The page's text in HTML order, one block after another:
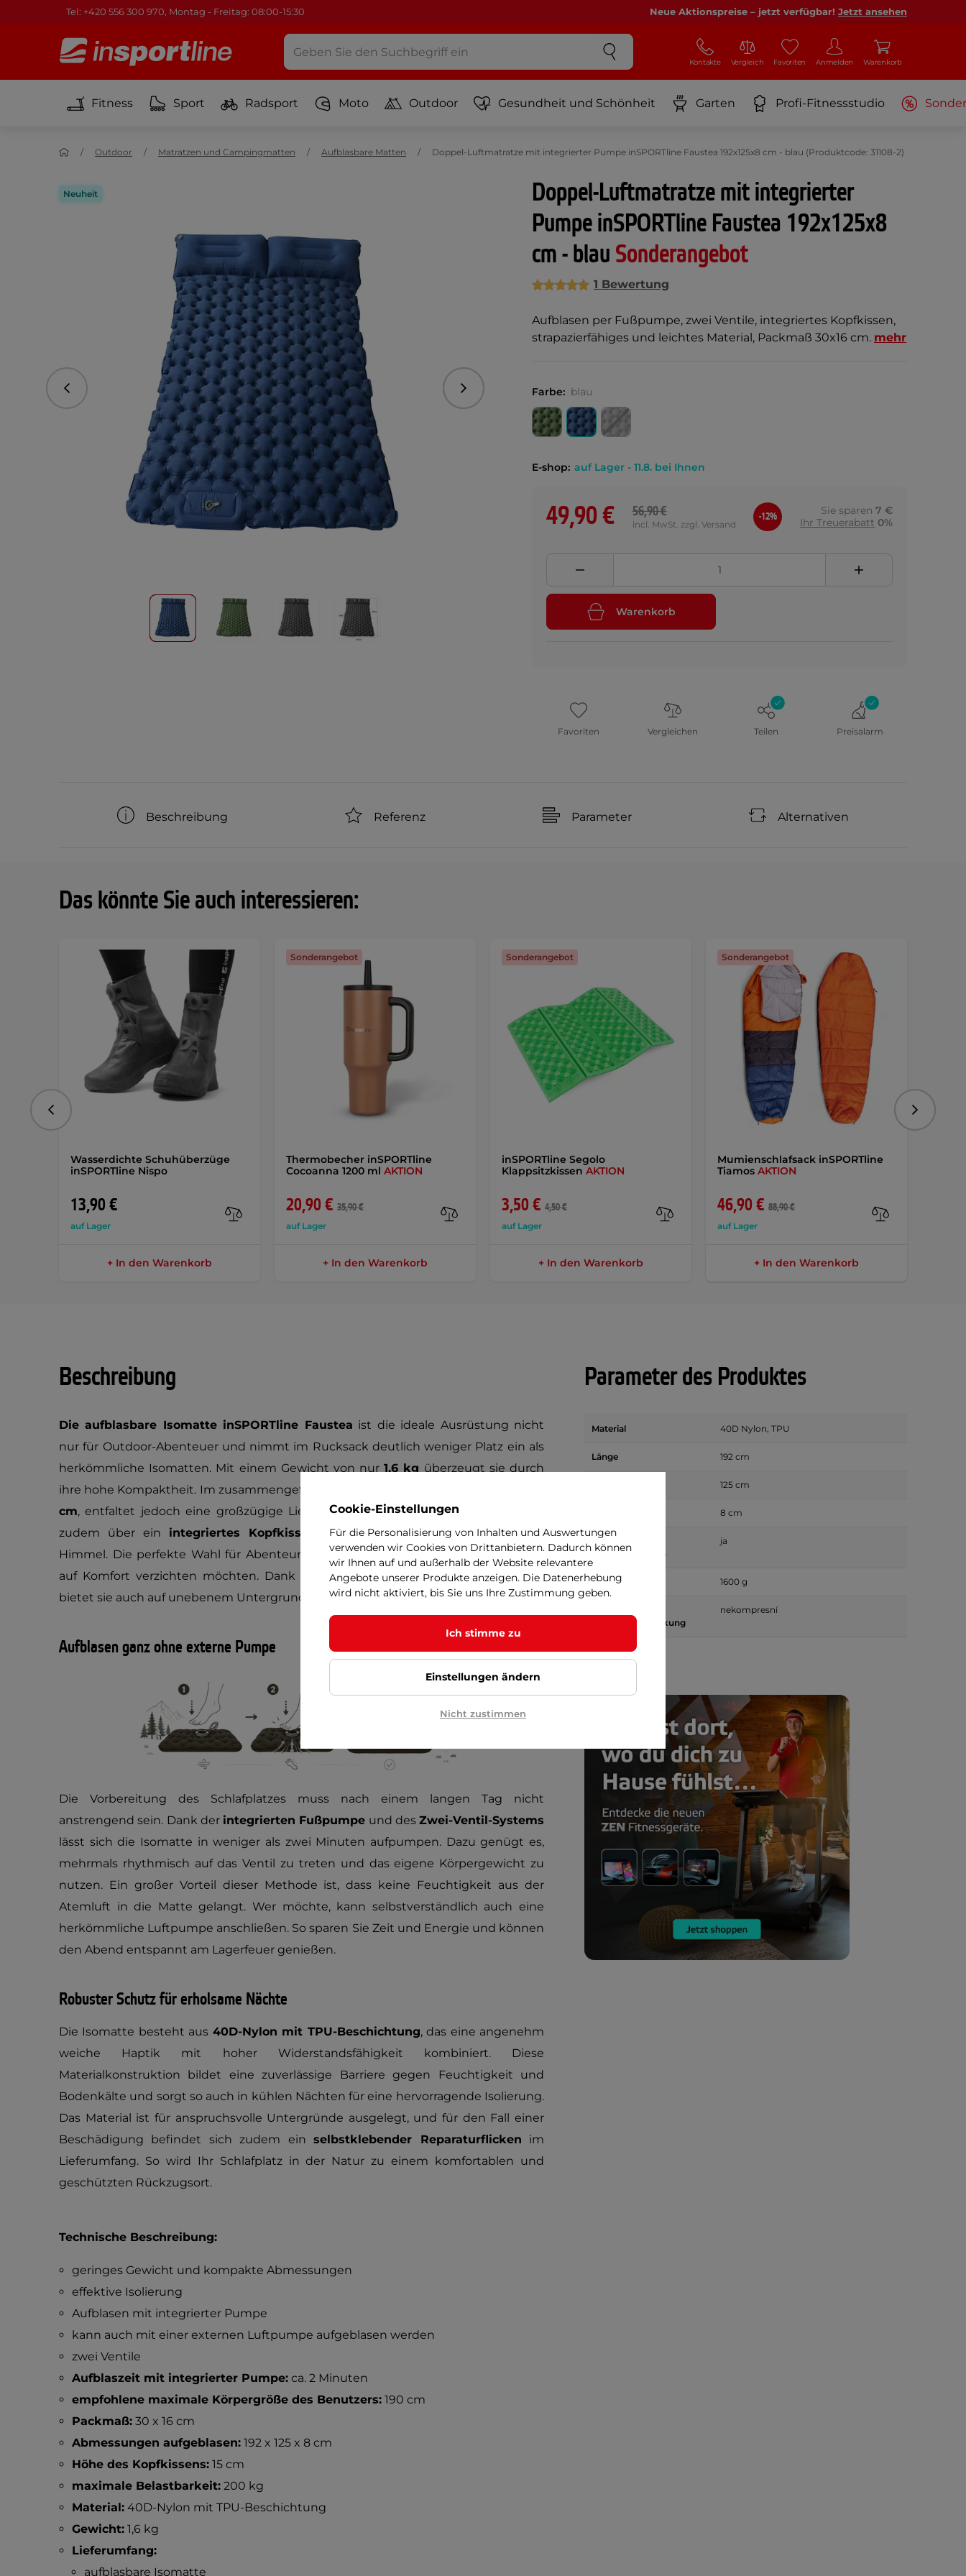
Tel: +420 556 300 970, Montag - Freitag: 08:00-15:30 Neue Aktionspreise – jetzt verfügbar! Jetzt ansehen
Kontakte Vergleich Favoriten Anmelden Warenkorb
Fitness Sport Radsport Moto Outdoor Gesundheit und Schönheit Garten Profi-Fitnessstudio
Outdoor Matratzen und Campingmatten Aufblasbare Matten Doppel-Luftmatratze mit integrierter Pumpe inSPORTline Faustea 192x125x8 cm - blau (Produktcode: 31108-2)
Doppel-Luftmatratze mit integrierter
Pumpe inSPORTline Faustea 192x125x8
cm - blau Sonderangebot
1 Bewertung
Aufblasen per Fußpumpe, zwei Ventile, integriertes Kopfkissen,
strapazierfähiges und leichtes Material, Packmaß 30x16 cm. mehr
Neuheit
vorhergehend Folgend Farbe: blau
E-shop: auf Lager - 11.8. bei Ihnen
49,90 € 56,90 €
incl. MwSt. zzgl. Versand
-12% Sie sparen 7 €
Ihr Treuerabatt 0%
Warenkorb
Favoriten Vergleichen Teilen Preisalarm
Beschreibung Referenz Parameter Alternativen
Das könnte Sie auch interessieren:
Wasserdichte Schuhüberzüge
inSPORTline Nispo
13,90 €
auf Lager
+ In den Warenkorb
Thermobecher inSPORTline
Cocoanna 1200 ml AKTION
20,90 € 35,90 €
auf Lager
Sonderangebot
+ In den Warenkorb
inSPORTline Segolo
Klappsitzkissen AKTION
3,50 € 4,50 €
auf Lager
Sonderangebot
+ In den Warenkorb
Mumienschlafsack inSPORTline
Tiamos AKTION
46,90 € 88,90 €
auf Lager
Sonderangebot
+ In den Warenkorb
vorhergehend Folgend
Beschreibung
Die aufblasbare Isomatte inSPORTline Faustea ist die ideale Ausrüstung nicht
nur für Outdoor-Abenteuer und nimmt im Rucksack deutlich weniger Platz ein als
herkömmliche Isomatten. Mit einem Gewicht von nur1,6 kg überzeugt sie durch
ihre hohe Kompaktheit. Im zusammengefalteten Zustand misst sie lediglich
cm, entfaltet jedoch eine großzügige Liegefläche von192 x 125 cm
zudem über ein integriertes Kopfkissen
für erholsamen Schlaf unter freiem
Himmel. Die perfekte Wahl für Abenteurer, die weder auf geringes Gewicht noch
auf Komfort verzichten möchten. Dank einerBelastbarkeit von bis zu 200 kg
bietet sie auch auf unebenem Untergrund zuverlässigen Halt.
Aufblasen ganz ohne externe Pumpe
Die Vorbereitung des Schlafplatzes muss nach einem langen Tag nicht
anstrengend sein. Dank der integrierten Fußpumpe und des Zwei-Ventil-Systems
lässt sich die Isomatte in weniger als zwei Minuten aufpumpen. Dazu genügt es,
mehrmals rhythmisch auf das Ventil zu treten und das eigene Körpergewicht zu
nutzen. Ein großer Vorteil dieser Methode ist, dass keine Feuchtigkeit aus der
Atemluft in die Matte gelangt. Wer möchte, kann selbstverständlich auch eine
herkömmliche Luftpumpe anschließen. So sparen Sie Zeit und Energie und können
den Abend entspannt am Lagerfeuer genießen.
Robuster Schutz für erholsame Nächte
Die Isomatte besteht aus 40D-Nylon mit TPU-Beschichtung, das eine angenehm
weiche Haptik mit hoher Widerstandsfähigkeit kombiniert. Diese
Materialkonstruktion bildet eine zuverlässige Barriere gegen Feuchtigkeit und
Bodenkälte und sorgt so auch in kühlen Nächten für eine hervorragende Isolierung.
Das Material ist für anspruchsvolle Untergründe ausgelegt, und für den Fall einer
Beschädigung befindet sich zudem einselbstklebender Reparaturflicken im
Lieferumfang. So wird Ihr Schlafplatz in der Natur zu einem komfortablen und
geschützten Rückzugsort.
Technische Beschreibung:
geringes Gewicht und kompakte Abmessungen
effektive Isolierung
Aufblasen mit integrierter Pumpe
kann auch mit einer externen Luftpumpe aufgeblasen werden
zwei Ventile
Aufblaszeit mit integrierter Pumpe:ca. 2 Minuten
empfohlene maximale Körpergröße des Benutzers:190 cm
Packmaß:30 x 16 cm
Abmessungen aufgeblasen:192 x 125 x 8 cm
Höhe des Kopfkissens:15 cm
maximale Belastbarkeit:200 kg
Material:40D-Nylon mit TPU-Beschichtung
Gewicht:1,6 kg
Lieferumfang:
aufblasbare Isomatte
Parameter des Produktes
Material 40D Nylon, TPU
Länge 192 cm
125 cm
8 cm
Gurte zum
Zusammenfalten
ja
Gewicht (g) 1600 g
Transportverpackung
nekompresní
Cookie-Einstellungen
Für die Personalisierung von Inhalten und Auswertungen
verwenden wir Cookies von Drittanbietern. Dadurch können
wir Ihnen auf und außerhalb der Website relevantere
Angebote unserer Produkte anzeigen. Die Datenerhebung
wird nicht aktiviert, bis Sie uns Ihre Zustimmung geben.
Ich stimme zu
Einstellungen ändern
Nicht zustimmen